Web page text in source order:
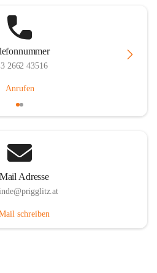
2662 43516
Anrufen
Adresse
schreiben